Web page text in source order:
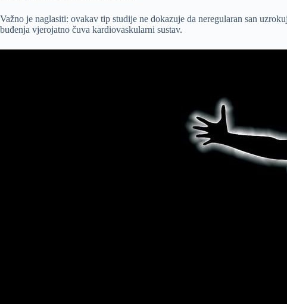
Važno je naglasiti: ovakav tip studije ne dokazuje da neregularan san
buđenja vjerojatno čuva kardiovaskularni sustav.